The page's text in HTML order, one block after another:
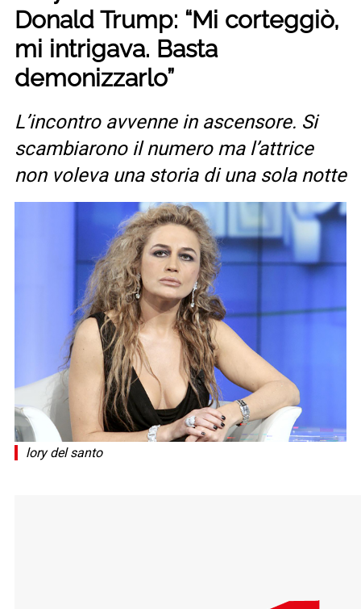
Donald Trump: “Mi corteggiò,
mi intrigava. Basta
demonizzarlo”
L’incontro avvenne in ascensore. Si
scambiarono il numero ma l’attrice
non voleva una storia di una sola notte
lory del santo